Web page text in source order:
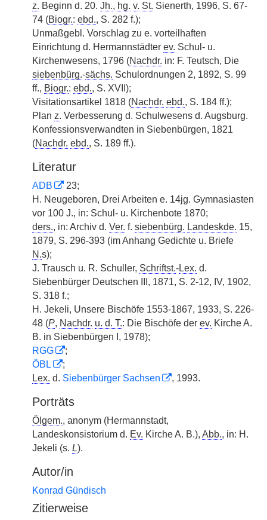
z. Beginn d. 20. Jh., hg. v. St. Sienerth, 1996, S. 67-
74 (Biogr.: ebd., S. 282 f.);
Unmaßgebl. Vorschlag zu e. vorteilhaften
Einrichtung d. Hermannstädter ev. Schul- u.
Kirchenwesens, 1796 (Nachdr. in: F. Teutsch, Die
siebenbürg.-sächs. Schulordnungen 2, 1892, S. 99
ff., Biogr.: ebd., S. XVII);
Visitationsartikel 1818 (Nachdr. ebd., S. 184 ff.);
Plan z. Verbesserung d. Schulwesens d. Augsburg.
Konfessionsverwandten in Siebenbürgen, 1821
(Nachdr. ebd., S. 189 ff.).
Literatur
ADB
23;
H. Neugeboren, Drei Arbeiten e. 14jg. Gymnasiasten
vor 100 J., in: Schul- u. Kirchenbote 1870;
ders., in: Archiv d. Ver. f. siebenbürg. Landeskde. 15,
1879, S. 296-393 (im Anhang Gedichte u. Briefe
N.s);
J. Trausch u. R. Schuller, Schriftst.-Lex. d.
Siebenbürger Deutschen III, 1871, S. 2-12, IV, 1902,
S. 318 f.;
H. Jekeli, Unsere Bischöfe 1553-1867, 1933, S. 226-
48 (P, Nachdr. u. d. T.: Die Bischöfe der ev. Kirche A.
B. in Siebenbürgen I, 1978);
RGG
;
ÖBL
;
Lex. d. Siebenbürger Sachsen , 1993.
Porträts
Ölgem., anonym (Hermannstadt,
Landeskonsistorium d. Ev. Kirche A. B.), Abb., in: H.
Jekeli (s. L).
Autor/in
Konrad Gündisch
Zitierweise